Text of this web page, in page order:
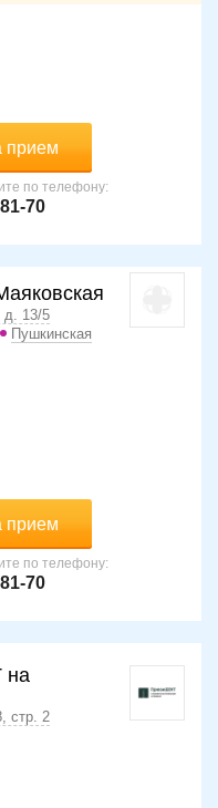
прием
по телефону:
70
д. 13/5
Пушкинская
прием
по телефону:
70
на
стр. 2